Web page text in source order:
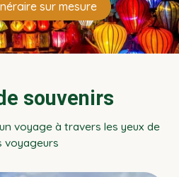
sur mesure
souvenirs
voyage à travers les yeux de
voyageurs